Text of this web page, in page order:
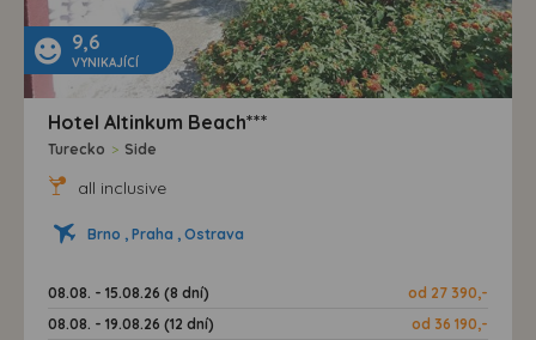
9,6
VYNIKAJÍCÍ
Hotel Altinkum Beach***
Turecko > Side
all inclusive
Brno , Praha , Ostrava
08.08. - 15.08.26 (8 dní)
od 27 390,-
08.08. - 19.08.26 (12 dní)
od 36 190,-